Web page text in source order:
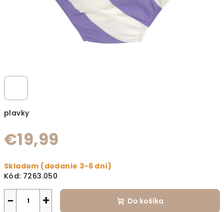
plavky
€19,99
Skladom (dodanie 3-6 dní)
Kód: 7263.050
+
− Do košíka